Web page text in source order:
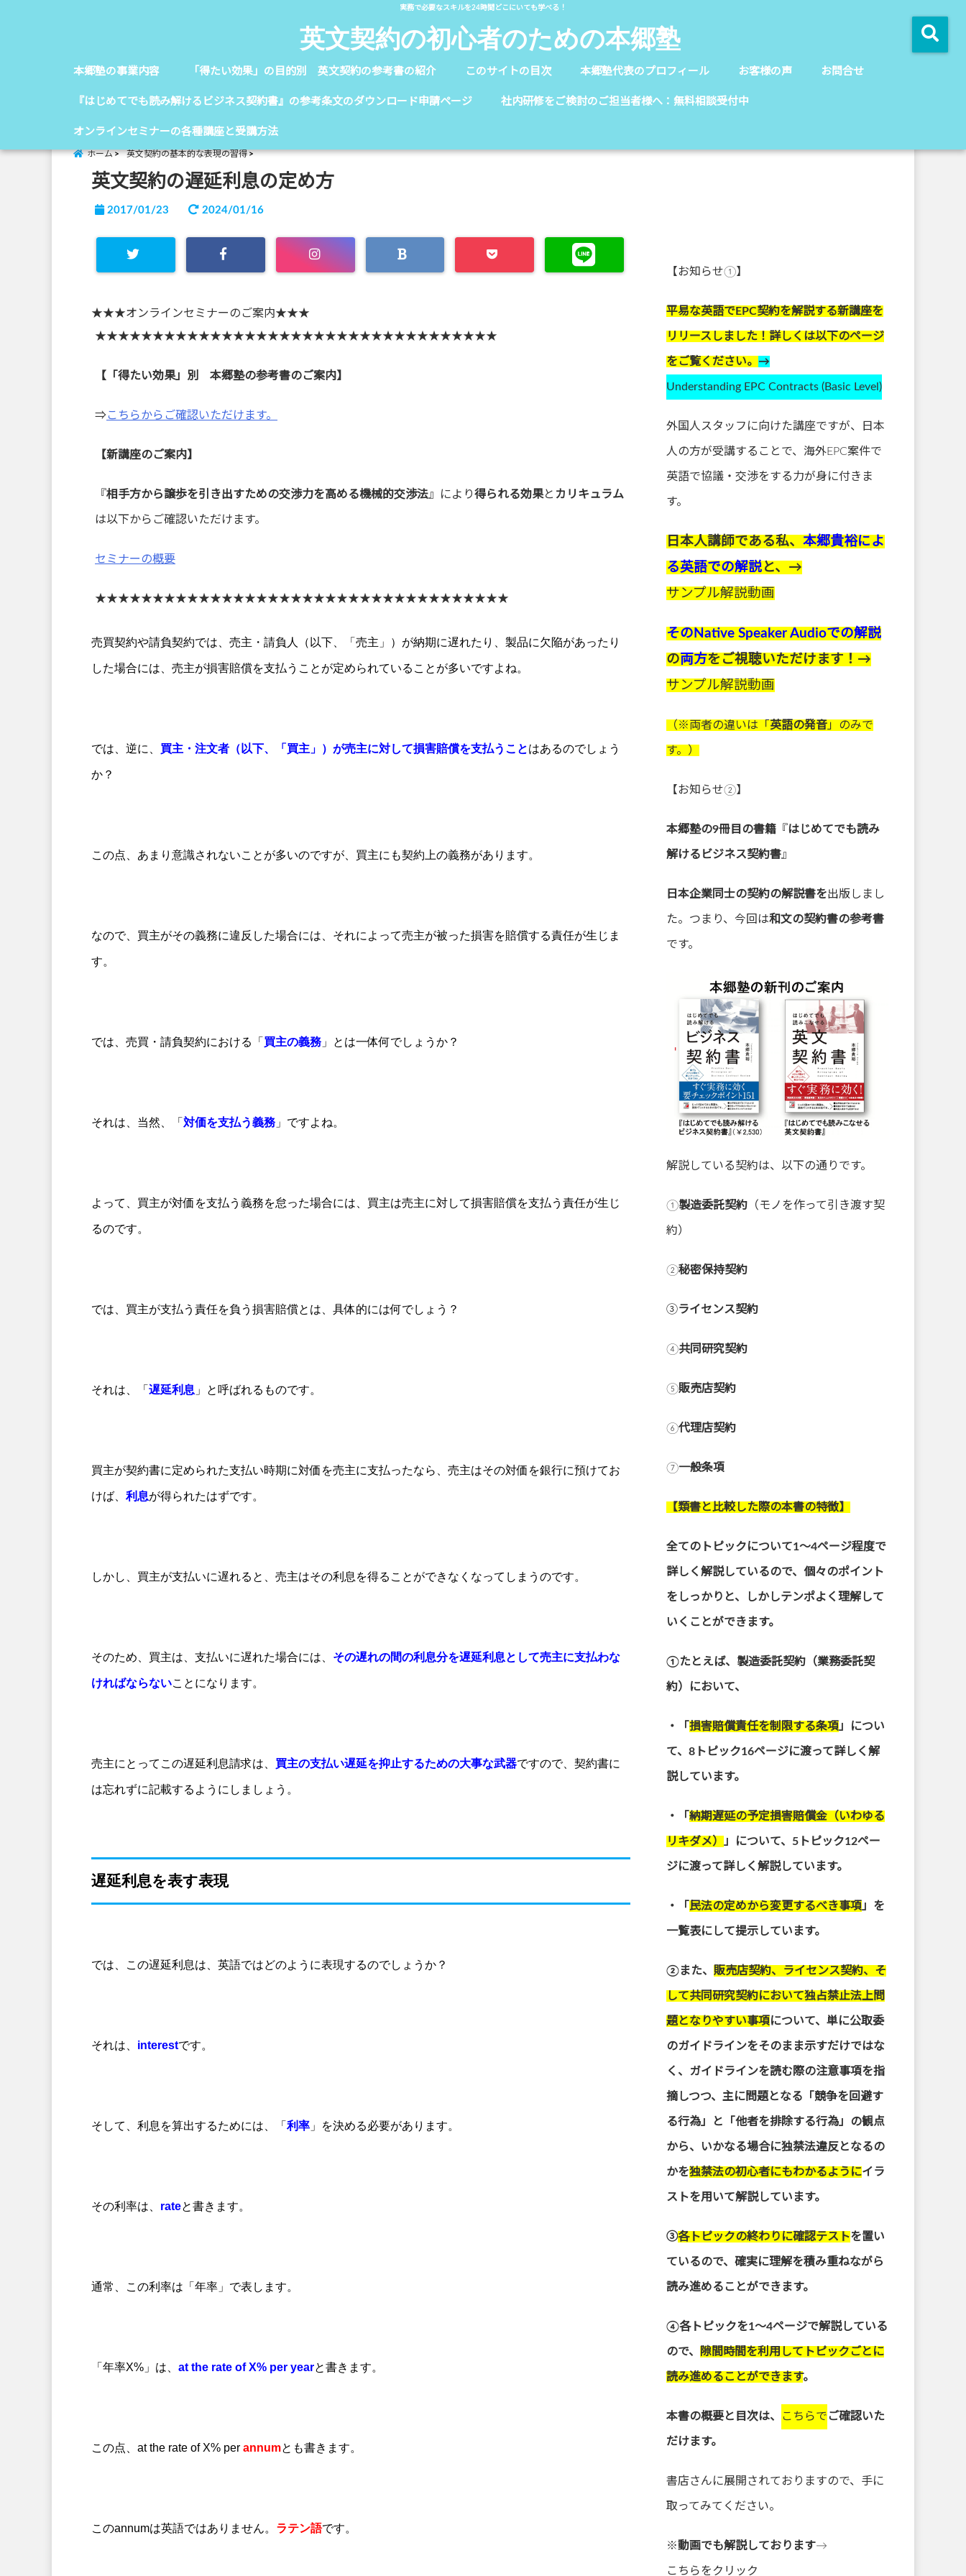
実務で必要なスキルを24時間どこにいても学べる！
英文契約の初心者のための本郷塾
本郷塾の事業内容 「得たい効果」の目的別 英文契約の参考書の紹介 このサイトの目次 本郷塾代表のプロフィール お客様の声 お問合せ
『はじめてでも読み解けるビジネス契約書』の参考条文のダウンロード申請ページ 社内研修をご検討のご担当者様へ：無料相談受付中
オンラインセミナーの各種講座と受講方法
ホーム 英文契約の基本的な表現の習得
英文契約の遅延利息の定め方
2017/01/23 2024/01/16
★★★オンラインセミナーのご案内★★★
★★★★★★★★★★★★★★★★★★★★★★★★★★★★★★★★★★★
【「得たい効果」別 本郷塾の参考書のご案内】
⇒こちらからご確認いただけます。
【新講座のご案内】
『相手方から譲歩を引き出すための交渉力を高める機械的交渉法』により得られる効果と カリキュラム
は以下からご確認いただけます。
セミナーの概要
★★★★★★★★★★★★★★★★★★★★★★★★★★★★★★★★★★★★
売買契約や請負契約では、売主・請負人（以下、「売主」）が納期に遅れたり、製品に欠陥があったり
した場合には、売主が損害賠償を支払うことが定められていることが多いですよね。
では、逆に、 買主・注文者（以下、「買主」）が売主に対して損害賠償を支払うことはあるのでしょう
か？
この点、あまり意識されないことが多いのですが、買主にも契約上の義務があります。
なので、買主がその義務に違反した場合には、それによって売主が被った損害を賠償する責任が生じま
す。
では、売買・請負契約における「 買主の義務 」とは一体何でしょうか？
それは、当然、「 対価を支払う義務 」ですよね。
よって、買主が対価を支払う義務を怠った場合には、買主は売主に対して損害賠償を支払う責任が生じ
るのです。
では、買主が支払う責任を負う損害賠償とは、具体的には何でしょう？
それは、「 遅延利息 」と呼ばれるものです。
買主が契約書に定められた支払い時期に対価を売主に支払ったなら、売主はその対価を銀行に預けてお
けば、 利息が得られたはずです。
しかし、買主が支払いに遅れると、売主はその利息を得ることができなくなってしまうのです。
そのため、買主は、支払いに遅れた場合には、 その遅れの間の利息分を遅延利息として売主に支払わな
ければならないことになります。
売主にとってこの遅延利息請求は、 買主の支払い遅延を抑止するための大事な武器ですので、契約書に
は忘れずに記載するようにしましょう。
遅延利息を表す表現
では、この遅延利息は、英語ではどのように表現するのでしょうか？
それは、 interestです。
そして、利息を算出するためには、「 利率 」を決める必要があります。
その利率は、 rateと書きます。
通常、この利率は「年率」で表します。
「年率X% 」は、 at the rate of X% per yearと書きます。
この点、 at the rate of X% per annumとも書きます。
このannumは英語ではありません。 ラテン語です。
【お知らせ①】
平易な英語でEPC契約を解説する新講座を
リリースしました！詳しくは以下のページ
をご覧ください。 →
Understanding EPC Contracts (Basic Level)
外国人スタッフに向けた講座ですが、日本
人の方が受講することで、海外EPC案件で
英語で協議・交渉をする力が身に付きま
す。
日本人講師である私、 本郷貴裕によ
る英語での解説 と、→
サンプル解説動画
そのNative Speaker Audioでの解説
の両方をご視聴いただけます！→
サンプル解説動画
（※両者の違いは「 英語の発音 」のみで
す。）
【お知らせ②】
本郷塾の9冊目の書籍 『 はじめてでも読み
解けるビジネス契約書』
日本企業同士の契約の解説書を出版しまし
た。つまり、今回は和文の契約書の参考書
です。
解説している契約は、以下の通りです。
①製造委託契約 （モノを作って引き渡す契
約）
②秘密保持契約
➂ライセンス契約
④共同研究契約
⑤販売店契約
⑥代理店契約
⑦一般条項
【類書と比較した際の本書の特徴】
全てのトピックについて1～4ページ程度で
詳しく解説しているので、個々のポイント
をしっかりと、しかしテンポよく理解して
いくことができます。
①たとえば、製造委託契約（業務委託契
約）において、
・「 損害賠償責任を制限する条項 」につい
て、8トピック16ページに渡って詳しく解
説しています。
・「 納期遅延の予定損害賠償金（いわゆる
リキダメ） 」について、5トピック12ペー
ジに渡って詳しく解説しています。
・「 民法の定めから変更するべき事項 」を
一覧表にして提示しています。
②また、 販売店契約、ライセンス契約、そ
して共同研究契約において独占禁止法上問
題となりやすい事項について、単に公取委
のガイドラインをそのまま示すだけではな
く、ガイドラインを読む際の注意事項を指
摘しつつ、主に問題となる「競争を回避す
る行為」と「他者を排除する行為」の観点
から、いかなる場合に独禁法違反となるの
かを独禁法の初心者にもわかるようにイラ
ストを用いて解説しています。
➂各トピックの終わりに確認テストを置い
ているので、確実に理解を積み重ねながら
読み進めることができます。
④各トピックを1～4ページで解説している
ので、 隙間時間を利用してトピックごとに
読み進めることができます。
本書の概要と目次は、 こちらでご確認いた
だけます。
書店さんに展開されておりますので、手に
取ってみてください。
※動画でも解説しております→
こちらをクリック